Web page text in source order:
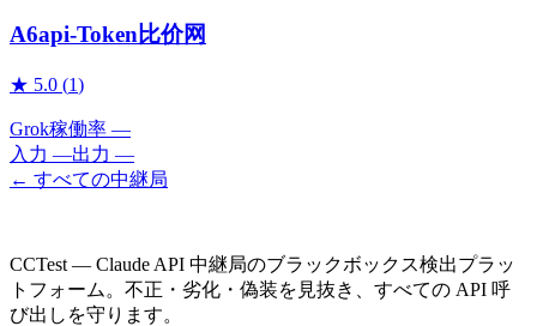
A6api-Token比价网
★ 5.0 (1)
Grok稼働率 —
入力 —出力 —
← すべての中継局
CCTest — Claude API 中継局のブラックボックス検出プラッ
トフォーム。不正・劣化・偽装を見抜き、すべての API 呼
び出しを守ります。